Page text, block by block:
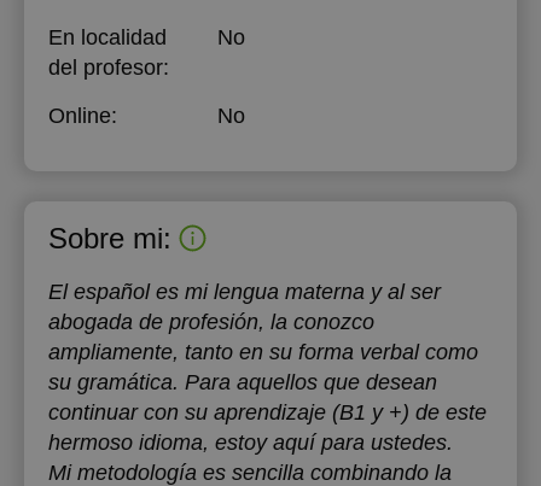
En localidad
del profesor:
No
Online: No
Sobre mi:
El español es mi lengua materna y al ser
abogada de profesión, la conozco
ampliamente, tanto en su forma verbal como
su gramática. Para aquellos que desean
continuar con su aprendizaje (B1 y +) de este
hermoso idioma, estoy aquí para ustedes.
Mi metodología es sencilla combinando la